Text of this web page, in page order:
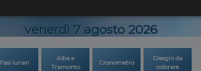
venerdì 7 agosto 2026
Fasi lunari
Alba e
Tramonto
Cronometro
Disegni da
colorare